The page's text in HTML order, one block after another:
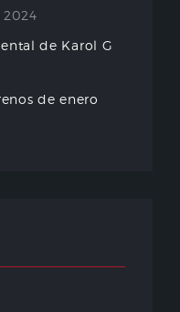
de Karol G
de enero